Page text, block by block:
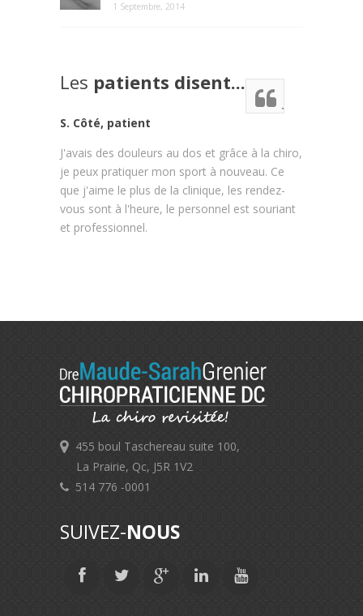
1 Septembre, 2014
Les patients disent...
S. Côté, patient
J'avais des douleurs au dos et grâce à la chiro,
je peux pratiquer mon sport à nouveau. Ce
que j'aime le plus de la clinique, les rendez-
vous sont à l'heure, le personnel est souriant
et professionnel.
455 boul Taschereau suite 100,
La Prairie, Qc, J5R 1V2
514 776 -0001
SUIVEZ-NOUS